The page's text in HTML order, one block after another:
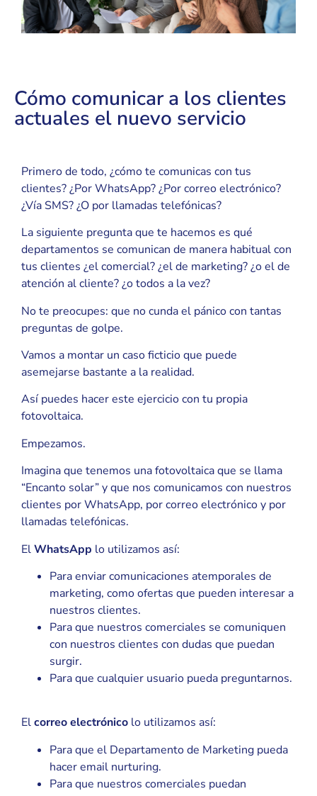
Cómo comunicar a los clientes
actuales el nuevo servicio
Primero de todo, ¿cómo te comunicas con tus
clientes? ¿Por WhatsApp? ¿Por correo electrónico?
¿Vía SMS? ¿O por llamadas telefónicas?
La siguiente pregunta que te hacemos es qué
departamentos se comunican de manera habitual con
tus clientes ¿el comercial? ¿el de marketing? ¿o el de
atención al cliente? ¿o todos a la vez?
No te preocupes: que no cunda el pánico con tantas
preguntas de golpe.
Vamos a montar un caso ficticio que puede
asemejarse bastante a la realidad.
Así puedes hacer este ejercicio con tu propia
fotovoltaica.
Empezamos.
Imagina que tenemos una fotovoltaica que se llama
“Encanto solar” y que nos comunicamos con nuestros
clientes por WhatsApp, por correo electrónico y por
llamadas telefónicas.
ElWhatsApp lo utilizamos así:
Para enviar comunicaciones atemporales de
marketing, como ofertas que pueden interesar a
nuestros clientes.
Para que nuestros comerciales se comuniquen
con nuestros clientes con dudas que puedan
surgir.
Para que cualquier usuario pueda preguntarnos.
Elcorreo electrónico lo utilizamos así:
Para que el Departamento de Marketing pueda
hacer email nurturing.
Para que nuestros comerciales puedan